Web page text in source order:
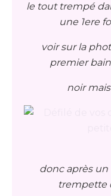
le tout trempé
une 1ere
voir sur la
premier
noir
donc après un
trempette